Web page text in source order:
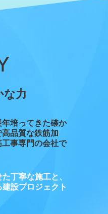
な力
培ってきた確か
品質な鉄筋加
事専門の会社で
丁寧な施工と、
設プロジェクト